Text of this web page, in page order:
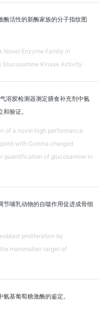
酶活性的新酶家族的分子指纹图
Novel Enzyme Family in
Kinase Activity.
溶胶检测器测定膳食补充剂中氨
验证。
of a novel high performance
with Corona charged
quantification of glucosamine in
节哺乳动物的自噬作用促进成骨细
proliferation by
mammalian target of
基葡萄糖激酶的鉴定。